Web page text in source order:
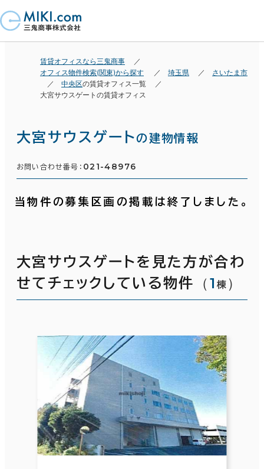
賃貸オフィスなら三鬼商事
オフィス物件検索(関東)から探す
埼玉県
さいたま市
中央区の賃貸オフィス一覧
大宮サウスゲートの賃貸オフィス
大宮サウスゲートの建物情報
お問い合わせ番号： 021-48976
当物件の募集区画の掲載は終了しました。
大宮サウスゲートを見た方が合わ
せてチェックしている物件
（1 棟 ）